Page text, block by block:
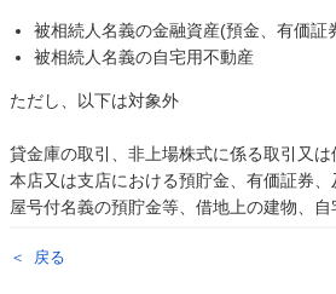
被相続人名義の金融資産(預金、有価
被相続人名義の自宅用不動産
ただし、以下は対象外
貸金庫の取引、非上場株式に係る取引又
本店又は支店における預貯金、有価証券
屋号付名義の預貯金等、借地上の建物、
戻る